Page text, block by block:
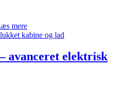
mere
avanceret elektrisk